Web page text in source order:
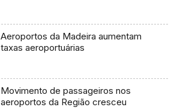
Aeroportos da Madeira aumentam
taxas aeroportuárias
Movimento de passageiros nos
aeroportos da Região cresceu